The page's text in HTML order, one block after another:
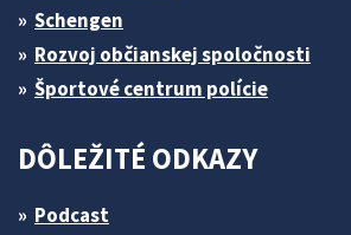
Schengen
Rozvoj občianskej spoločnosti
Športové centrum polície
DÔLEŽITÉ ODKAZY
Podcast